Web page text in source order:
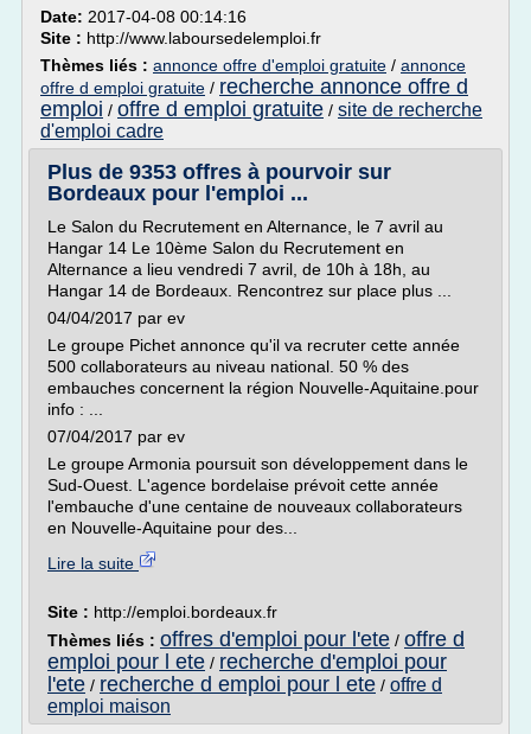
Date: 2017-04-08 00:14:16
Site : http://www.laboursedelemploi.fr
Thèmes liés : annonce offre d'emploi gratuite / annonce
offre d emploi gratuite / recherche annonce offre d
emploi / offre d emploi gratuite / site de recherche
d'emploi cadre
Plus de 9353 offres à pourvoir sur
Bordeaux pour l'emploi ...
Le Salon du Recrutement en Alternance, le 7 avril au
Hangar 14 Le 10ème Salon du Recrutement en
Alternance a lieu vendredi 7 avril, de 10h à 18h, au
Hangar 14 de Bordeaux. Rencontrez sur place plus ...
04/04/2017 par ev
Le groupe Pichet annonce qu'il va recruter cette année
500 collaborateurs au niveau national. 50 % des
embauches concernent la région Nouvelle-Aquitaine.pour
info : ...
07/04/2017 par ev
Le groupe Armonia poursuit son développement dans le
Sud-Ouest. L'agence bordelaise prévoit cette année
l'embauche d'une centaine de nouveaux collaborateurs
en Nouvelle-Aquitaine pour des...
Lire la suite
Site : http://emploi.bordeaux.fr
Thèmes liés : offres d'emploi pour l'ete / offre d
emploi pour l ete / recherche d'emploi pour
l'ete / recherche d emploi pour l ete / offre d
emploi maison